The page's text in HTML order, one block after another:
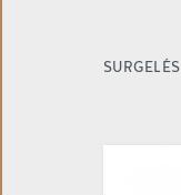
SURGELÉS